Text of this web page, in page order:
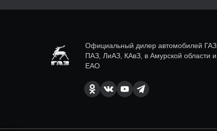
Официальный дилер автомобилей ГАЗ,
ПАЗ, ЛиАЗ, КАвЗ, в Амурской области и
ЕАО